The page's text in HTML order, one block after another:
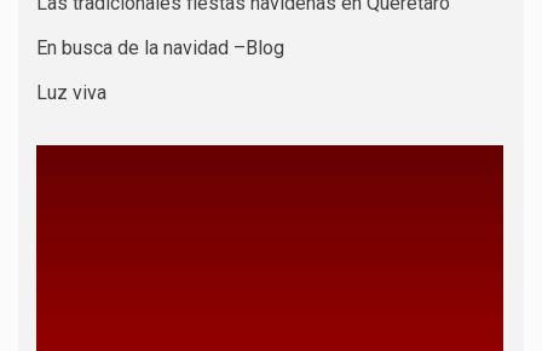
En busca de la navidad –Blog
Luz viva